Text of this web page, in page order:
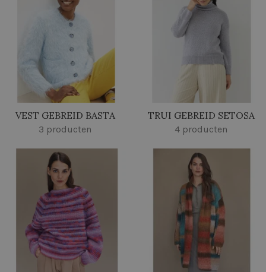
VEST GEBREID BASTA
3 producten
TRUI GEBREID SETOSA
4 producten